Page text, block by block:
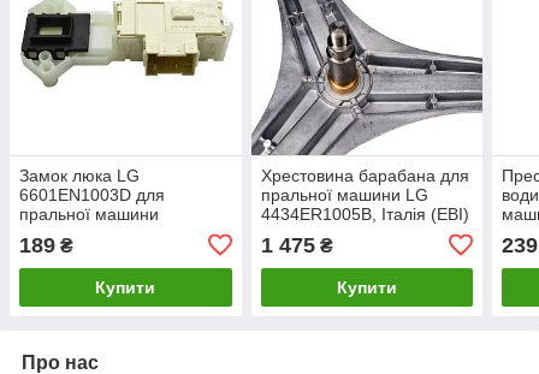
Замок люка LG
6601EN1003D для
пральної машини
189 ₴
Купити
Хрестовина барабана для
пральної машини LG
4434ER1005B, Італія (EBI)
1 475₴
Купити
239
Про нас